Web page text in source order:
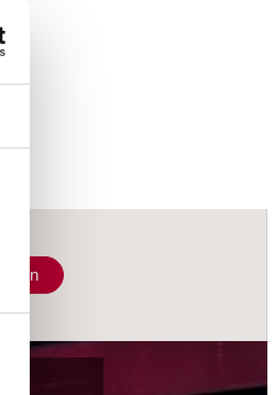
Schrijf je in